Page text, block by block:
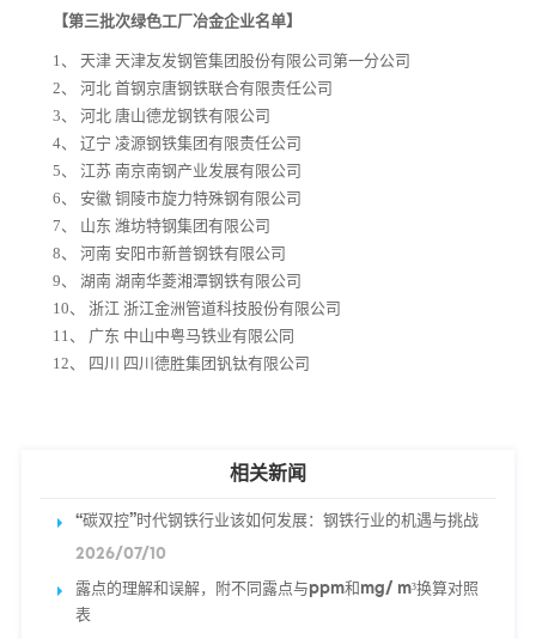
【第三批次绿色工厂冶金企业名单】
1、 天津 天津友发钢管集团股份有限公司第一分公司
2、 河北 首钢京唐钢铁联合有限责任公司
3、 河北 唐山德龙钢铁有限公司
4、 辽宁 凌源钢铁集团有限责任公司
5、 江苏 南京南钢产业发展有限公司
6、 安徽 铜陵市旋力特殊钢有限公司
7、 山东 潍坊特钢集团有限公司
8、 河南 安阳市新普钢铁有限公司
9、 湖南 湖南华菱湘潭钢铁有限公司
10、 浙江 浙江金洲管道科技股份有限公司
11、 广东 中山中粤马铁业有限公同
12、 四川 四川德胜集团钒钛有限公司
相关新闻
“碳双控”时代钢铁行业该如何发展：钢铁行业的机遇与挑战
2026/07/10
露点的理解和误解，附不同露点与ppm和mg/ m³换算对照
表